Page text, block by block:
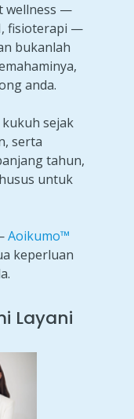
wellness —
fisioterapi —
bukanlah
anda.
sejak
serta
tahun,
untuk
Aoikumo™
keperluan
Layani
Click here!